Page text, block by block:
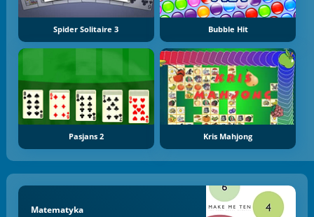
Spider Solitaire 3 Bubble Hit
Pasjans 2 Kris Mahjong
Matematyka